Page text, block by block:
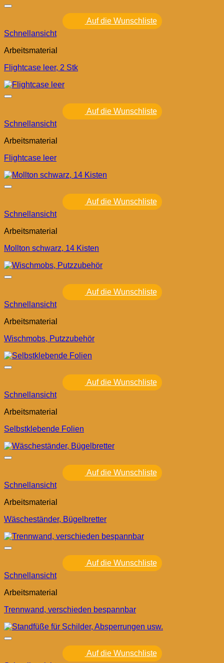
Auf die Wunschliste
Schnellansicht
Arbeitsmaterial
Flightcase leer, 2 Stk
Auf die Wunschliste
Schnellansicht
Arbeitsmaterial
Flightcase leer
Auf die Wunschliste
Schnellansicht
Arbeitsmaterial
Mollton schwarz, 14 Kisten
Auf die Wunschliste
Schnellansicht
Arbeitsmaterial
Wischmobs, Putzzubehör
Auf die Wunschliste
Schnellansicht
Arbeitsmaterial
Selbstklebende Folien
Auf die Wunschliste
Schnellansicht
Arbeitsmaterial
Wäscheständer, Bügelbretter
Auf die Wunschliste
Schnellansicht
Arbeitsmaterial
Trennwand, verschieden bespannbar
Auf die Wunschliste